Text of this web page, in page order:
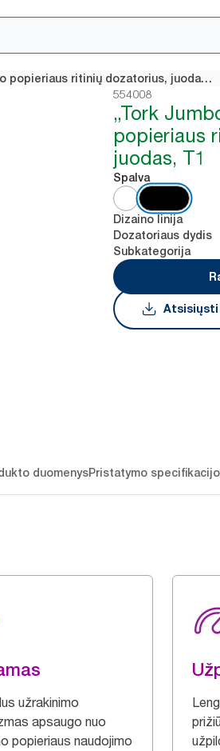
„Tork Jumbo“ tualetinio popieriaus ritinių dozatorius, juodas, T1
554008
„Tork
popieriaus
juodas, T1
Spalva
Dizaino linija
Dozatoriaus dydis
Subkategorija
Atsisiųsti
duomenysPristatymo
užrakinimo
apsaugo nuo
popieriaus naudojimo